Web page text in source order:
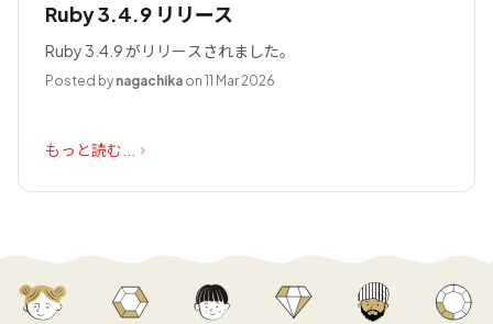
Ruby 3.4.9 リリース
Ruby 3.4.9 がリリースされました。
Posted by nagachika on 11 Mar 2026
もっと読む...